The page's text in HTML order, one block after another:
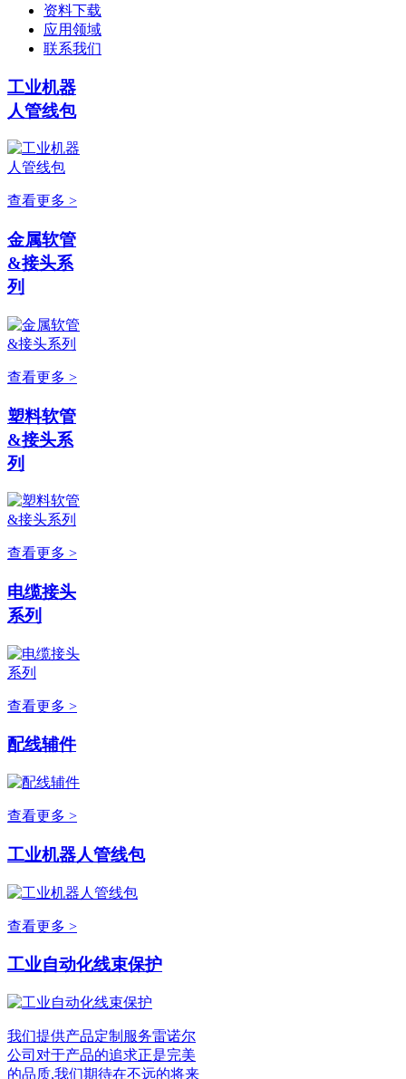
资料下载
应用领域
联系我们
工业机器
人管线包
查看更多 >
金属软管
&接头系
列
查看更多 >
塑料软管
&接头系
列
查看更多 >
电缆接头
系列
查看更多 >
配线辅件
查看更多 >
工业机器人管线包
查看更多 >
工业自动化线束保护
我们提供产品定制服务雷诺尔
公司对于产品的追求正是完美
的品质,我们期待在不远的将来